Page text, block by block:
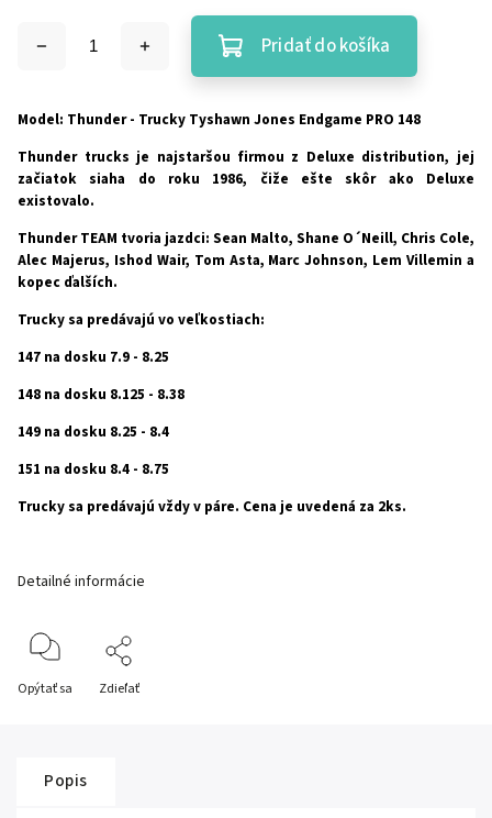
Pridať do košíka
Model: Thunder - Trucky Tyshawn Jones Endgame PRO 148
Thunder trucks je najstaršou firmou z Deluxe distribution, jej
začiatok siaha do roku 1986, čiže ešte skôr ako Deluxe
existovalo.
Thunder TEAM tvoria jazdci: Sean Malto, Shane O´Neill, Chris Cole,
Alec Majerus, Ishod Wair, Tom Asta, Marc Johnson, Lem Villemin a
kopec ďalších.
Trucky sa predávajú vo veľkostiach:
147 na dosku 7.9 - 8.25
148 na dosku 8.125 - 8.38
149 na dosku 8.25 - 8.4
151 na dosku 8.4 - 8.75
Trucky sa predávajú vždy v páre. Cena je uvedená za 2ks.
Detailné informácie
Opýtať sa Zdieľať
Popis